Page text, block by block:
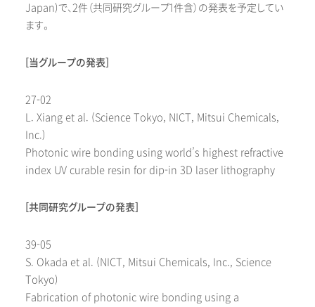
Japan)で、2件（共同研究グループ1件含）の発表を予定してい
ます。
[当グループの発表]
27-02
L. Xiang et al. (Science Tokyo, NICT, Mitsui Chemicals,
Inc.)
Photonic wire bonding using world’s highest refractive
index UV curable resin for dip-in 3D laser lithography
[共同研究グループの発表]
39-05
S. Okada et al. (NICT, Mitsui Chemicals, Inc., Science
Tokyo)
Fabrication of photonic wire bonding using a